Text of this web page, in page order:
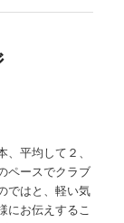
平均して２、
ペースでクラブ
ではと、軽い気
にお伝えするこ